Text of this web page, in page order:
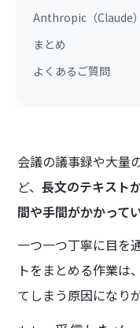
Anthropic（Claude
まとめ
よくあるご質問
会議の議事録や大量
ど、長文のテキスト
間や手間がかかって
一つ一つ丁寧に目を
トをまとめる作業は
てしまう原因になり